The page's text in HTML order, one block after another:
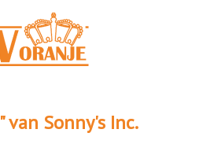
" van Sonny's Inc.